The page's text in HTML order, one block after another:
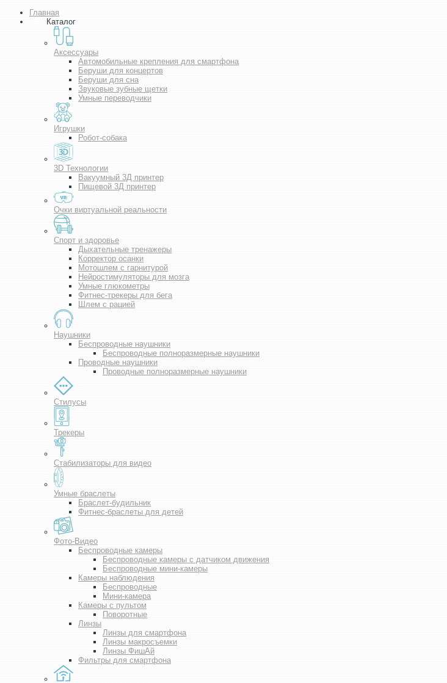
Главная
Каталог
Аксессуары
Автомобильные крепления для смартфона
Беруши для концертов
Беруши для сна
Звуковые зубные щетки
Умные переводчики
Игрушки
Робот-собака
3D Технологии
Вакуумный 3Д принтер
Пищевой 3Д принтер
Очки виртуальной реальности
Спорт и здоровье
Дыхательные тренажеры
Корректор осанки
Мотошлем с гарнитурой
Нейростимуляторы для мозга
Умные глюкометры
Фитнес-трекеры для бега
Шлем с рацией
Наушники
Беспроводные наушники
Беспроводные полноразмерные наушники
Проводные наушники
Проводные полноразмерные наушники
Стилусы
Трекеры
Стабилизаторы для видео
Умные браслеты
Браслет-будильник
Фитнес-браслеты для детей
Фото-Видео
Беспроводные камеры
Беспроводные камеры с датчиком движения
Беспроводные мини-камеры
Камеры наблюдения
Беспроводные
Мини-камера
Камеры с пультом
Поворотные
Линзы
Линзы для смартфона
Линзы макросъемки
Линзы ФишАй
Фильтры для смартфона